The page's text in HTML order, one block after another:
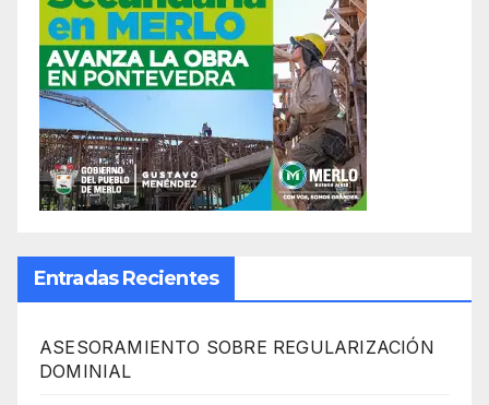
Entradas Recientes
ASESORAMIENTO SOBRE REGULARIZACIÓN
DOMINIAL